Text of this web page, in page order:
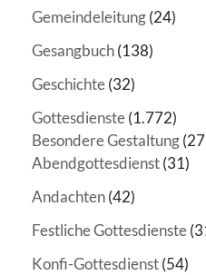
Gemeindeleitung(24)
Gesangbuch(138)
Geschichte(32)
Gottesdienste(1.772)
Besondere Gestaltung
Abendgottesdienst(31)
Andachten(42)
Festliche Gottesdienste
Konfi-Gottesdienst(54)